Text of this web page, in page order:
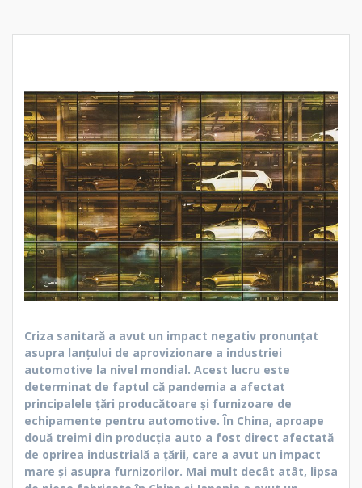
Criza sanitară a avut un impact negativ pronunțat
asupra lanțului de aprovizionare a industriei
automotive la nivel mondial. Acest lucru este
determinat de faptul că pandemia a afectat
principalele țări producătoare și furnizoare de
echipamente pentru automotive. În China, aproape
două treimi din producția auto a fost direct afectată
de oprirea industrială a țării, care a avut un impact
mare și asupra furnizorilor. Mai mult decât atât, lipsa